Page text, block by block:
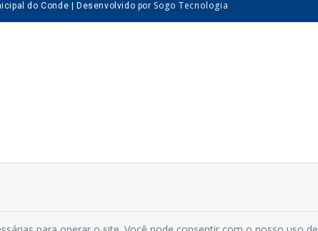
do Conde | Desenvolvido por Sogo Tecnologia